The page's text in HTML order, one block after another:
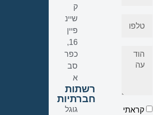
ק
שיינ
פיין
16,
כפר
סב
א
רשתות
חברתיות
גוגל
קראתי